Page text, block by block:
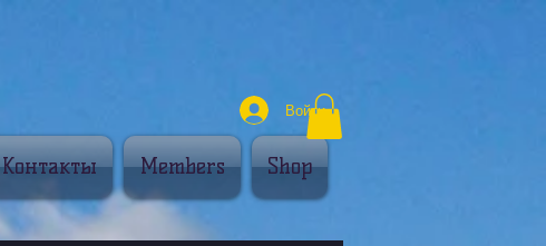
Контакты Members Shop
Войти